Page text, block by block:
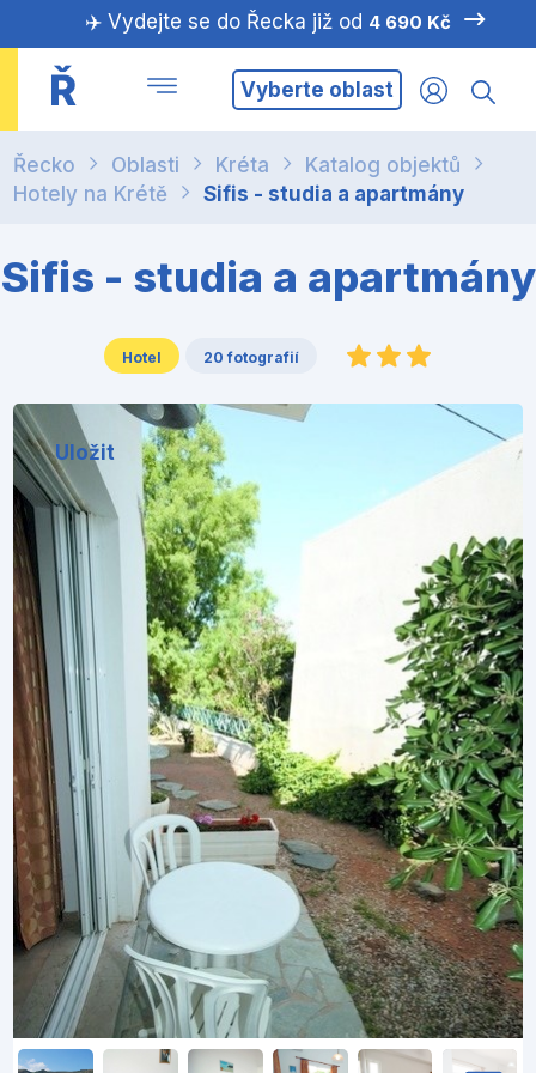
✈️ Vydejte se do Řecka již od 4 690 Kč
Ř Vyberte oblast
Řecko Oblasti Kréta
Katalog objektů
Hotely na Krétě
Sifis - studia a apartmány
Sifis - studia a apartmány
Hotel 20 fotografií
Uložit